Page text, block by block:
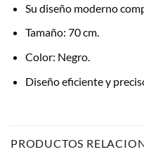
Su diseño moderno
Tamaño: 70 cm.
Color: Negro.
Diseño eficiente y
PRODUCTOS